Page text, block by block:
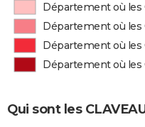
Département où les
Département où les
Département où les
Département où les
Qui sont les